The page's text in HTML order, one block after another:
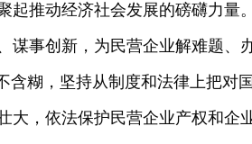
起推动经济社会发展的磅礴力量
谋事创新，为民营企业解难题、
含糊，坚持从制度和法律上把对
大，依法保护民营企业产权和企